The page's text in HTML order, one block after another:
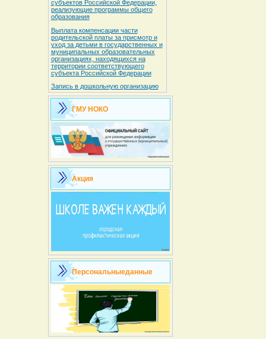
субъектов Российской Федерации,
реализующие программы общего
образования
Выплата компенсации части
родительской платы за присмотр и
уход за детьми в государственных и
муниципальных образовательных
организациях, находящихся на
территории соответствующего
субъекта Российской Федерации
Запись в дошкольную организацию
ГМУ НОКО
Акция
Персональныеданные